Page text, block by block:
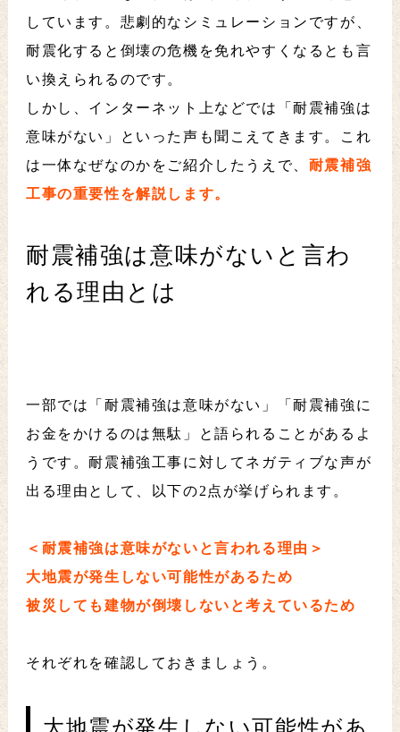
しています。悲劇的なシミュレーションですが、
耐震化すると倒壊の危機を免れやすくなるとも言
い換えられるのです。
しかし、インターネット上などでは「耐震補強は
意味がない」といった声も聞こえてきます。これ
は一体なぜなのかをご紹介したうえで、 耐震補強
工事の重要性を解説します。
耐震補強は意味がないと言わ
れる理由とは
一部では「耐震補強は意味がない」「耐震補強に
お金をかけるのは無駄」と語られることがあるよ
うです。耐震補強工事に対してネガティブな声が
出る理由として、以下の2点が挙げられます。
＜耐震補強は意味がないと言われる理由＞
大地震が発生しない可能性があるため
被災しても建物が倒壊しないと考えているため
それぞれを確認しておきましょう。